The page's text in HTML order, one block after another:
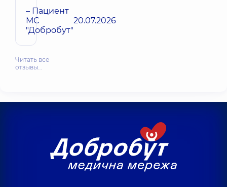
– Пациент
МС
"Добробут"
20.07.2026
Читать все
отзывы…